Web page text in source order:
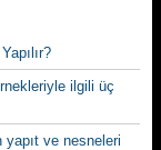
ilgili üç
ve nesneleri